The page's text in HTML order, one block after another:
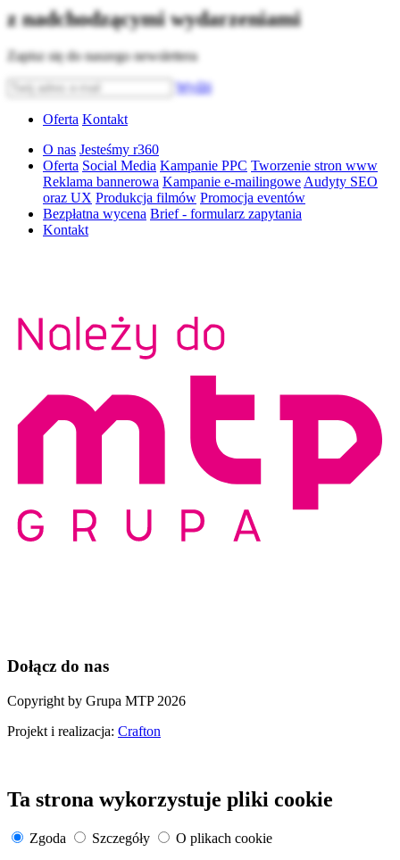
z nadchodzącymi wydarzeniami
Zapisz się do naszego newslettera
Wyślij
Oferta Kontakt
O nas Jesteśmy r360
Oferta Social Media Kampanie PPC Tworzenie stron www
Reklama bannerowa Kampanie e-mailingoweAudyty SEO
oraz UX Produkcja filmów Promocja eventów
Bezpłatna wycena Brief - formularz zapytania
Kontakt
Dołącz do nas
Copyright by Grupa MTP 2026
Projekt i realizacja: Crafton
Ta strona wykorzystuje pliki cookie
Zgoda Szczegóły
O plikach cookie